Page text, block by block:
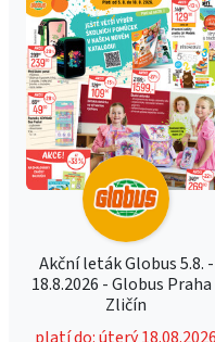
Akční leták Globus 5.8. -
18.8.2026 - Globus Praha
Zličín